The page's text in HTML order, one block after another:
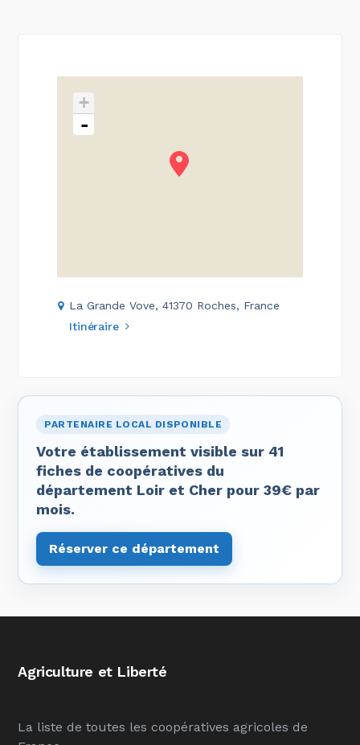
+
-
La Grande Vove, 41370 Roches, France
Itinéraire
PARTENAIRE LOCAL DISPONIBLE
Votre établissement visible sur 41
fiches de coopératives du
département Loir et Cher pour 39€ par
mois.
Réserver ce département
Agriculture et Liberté
La liste de toutes les coopératives agricoles de